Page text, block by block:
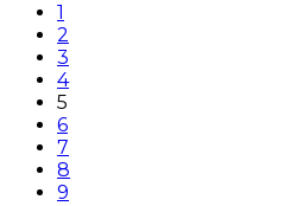
1
2
3
4
5
6
7
8
9